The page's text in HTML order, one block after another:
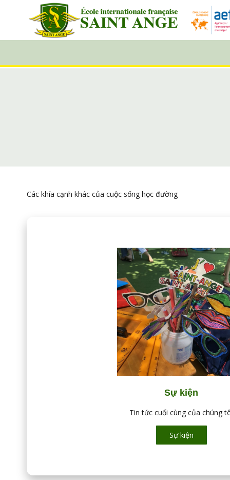
Các khía cạnh khác của cuộc sống học đường
Sự kiện
Tin tức cuối cùng của chúng
Sự kiện